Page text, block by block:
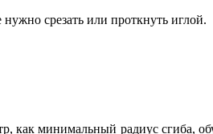
срезать или проткнуть иглой.
как минимальный радиус сгиба,